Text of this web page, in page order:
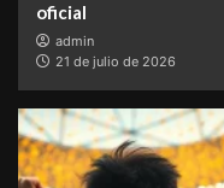
oficial
admin
21 de julio de 2026